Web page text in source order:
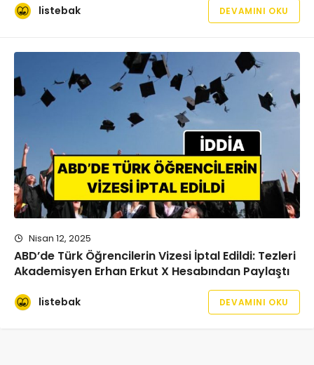
listebak DEVAMINI OKU
Nisan 12, 2025
ABD’de Türk Öğrencilerin Vizesi İptal Edildi: Tezleri
Akademisyen Erhan Erkut X Hesabından Paylaştı
listebak DEVAMINI OKU